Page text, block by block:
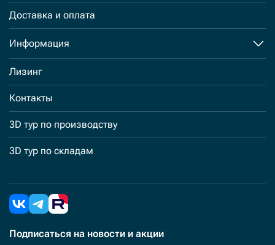
Доставка и оплата
Информация
Лизинг
Контакты
3D тур по производству
3D тур по складам
Подписаться на новости и акции